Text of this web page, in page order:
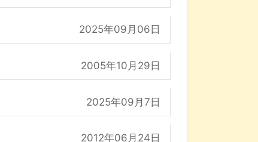
2025年09月06日
2005年10月29日
2025年09月7日
2012年06月24日